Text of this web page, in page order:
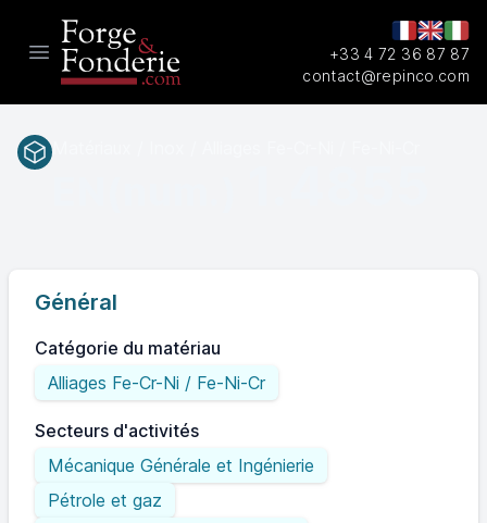
Open main menu
+33 4 72 36 87 87
contact@repinco.com
Général
Catégorie du matériau
Alliages Fe-Cr-Ni / Fe-Ni-Cr
Secteurs d'activités
Mécanique Générale et Ingénierie
Pétrole et gaz